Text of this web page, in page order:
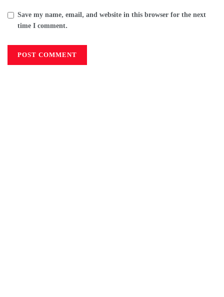
Save my name, email, and website in this browser for the next
time I comment.